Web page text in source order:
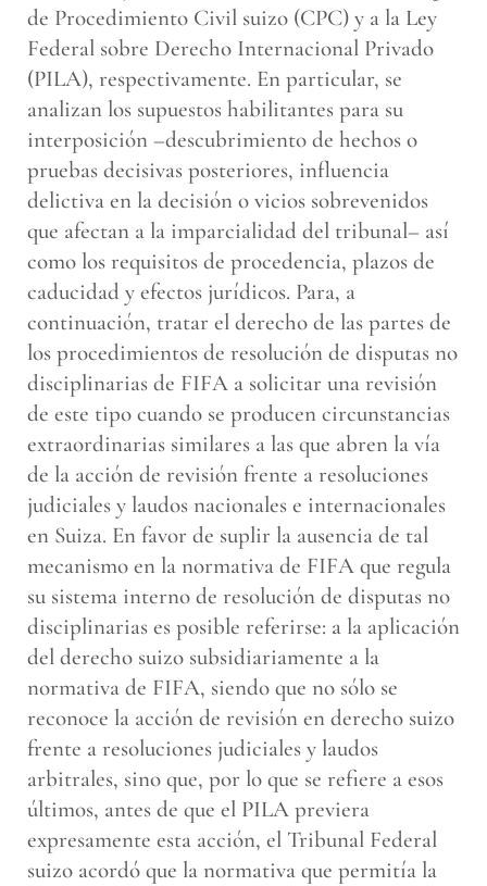
de Procedimiento Civil suizo (CPC) y a la Ley
Federal sobre Derecho Internacional Privado
(PILA), respectivamente. En particular, se
analizan los supuestos habilitantes para su
interposición –descubrimiento de hechos o
pruebas decisivas posteriores, influencia
delictiva en la decisión o vicios sobrevenidos
que afectan a la imparcialidad del tribunal– así
como los requisitos de procedencia, plazos de
caducidad y efectos jurídicos. Para, a
continuación, tratar el derecho de las partes de
los procedimientos de resolución de disputas no
disciplinarias de FIFA a solicitar una revisión
de este tipo cuando se producen circunstancias
extraordinarias similares a las que abren la vía
de la acción de revisión frente a resoluciones
judiciales y laudos nacionales e internacionales
en Suiza. En favor de suplir la ausencia de tal
mecanismo en la normativa de FIFA que regula
su sistema interno de resolución de disputas no
disciplinarias es posible referirse: a la aplicación
del derecho suizo subsidiariamente a la
normativa de FIFA, siendo que no sólo se
reconoce la acción de revisión en derecho suizo
frente a resoluciones judiciales y laudos
arbitrales, sino que, por lo que se refiere a esos
últimos, antes de que el PILA previera
expresamente esta acción, el Tribunal Federal
suizo acordó que la normativa que permitía la